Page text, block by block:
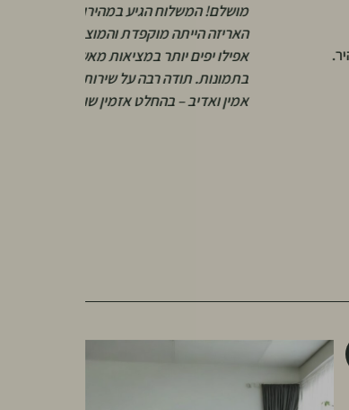
מושלם! המשלוח הגיע במהירות,
האריזה הייתה מוקפדת והמוצרים
אפילו יפים יותר במציאות מאשר
בתמונות. תודה רבה על שירות אישי,
אמין ואדיב – בהחלט אזמין שוב!”